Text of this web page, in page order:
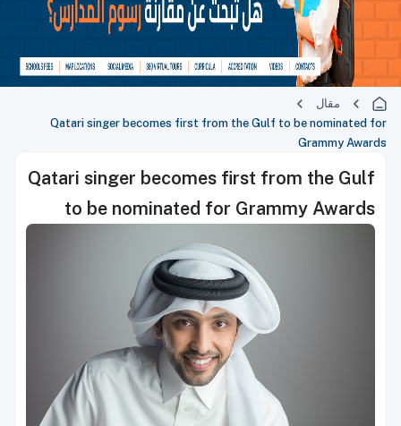
مقال
Qatari singer becomes first from the Gulf to be nominated for
Grammy Awards
Qatari singer becomes first from the Gulf
to be nominated for Grammy Awards